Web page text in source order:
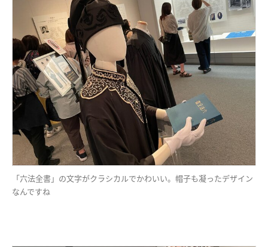
「六法全書」の文字がクラシカルでかわいい。帽子も凝ったデザイン
なんですね